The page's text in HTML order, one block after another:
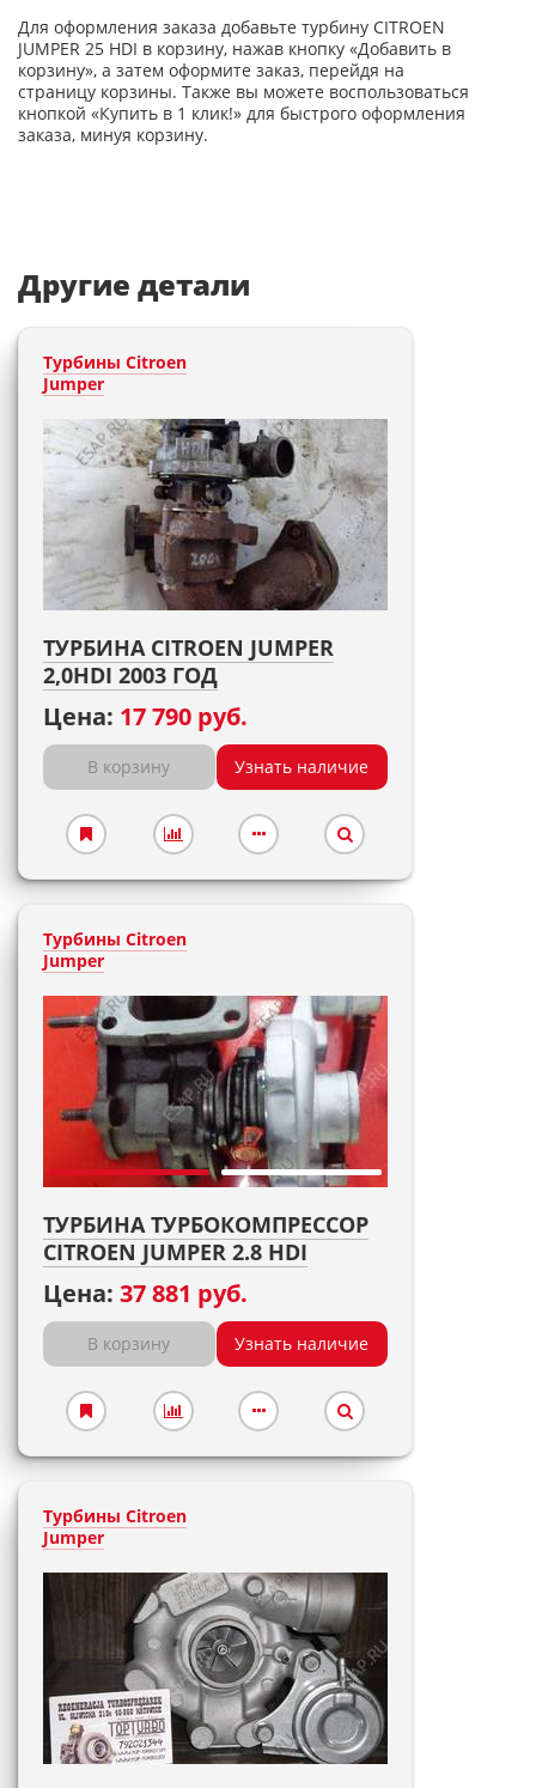
Для оформления заказа добавьте турбину CITROEN
JUMPER 25 HDI в корзину, нажав кнопку «Добавить в
корзину», а затем оформите заказ, перейдя на
страницу корзины. Также вы можете воспользоваться
кнопкой «Купить в 1 клик!» для быстрого оформления
заказа, минуя корзину.
Другие детали
Турбины Citroen
Jumper
ТУРБИНА CITROEN JUMPER
2,0HDI 2003 ГОД
Цена: 17 790 руб.
В корзину Узнать наличие
Турбины Citroen
Jumper
ТУРБИНА ТУРБОКОМПРЕССОР
CITROEN JUMPER 2.8 HDI
Цена: 37 881 руб.
В корзину Узнать наличие
Турбины Citroen
Jumper